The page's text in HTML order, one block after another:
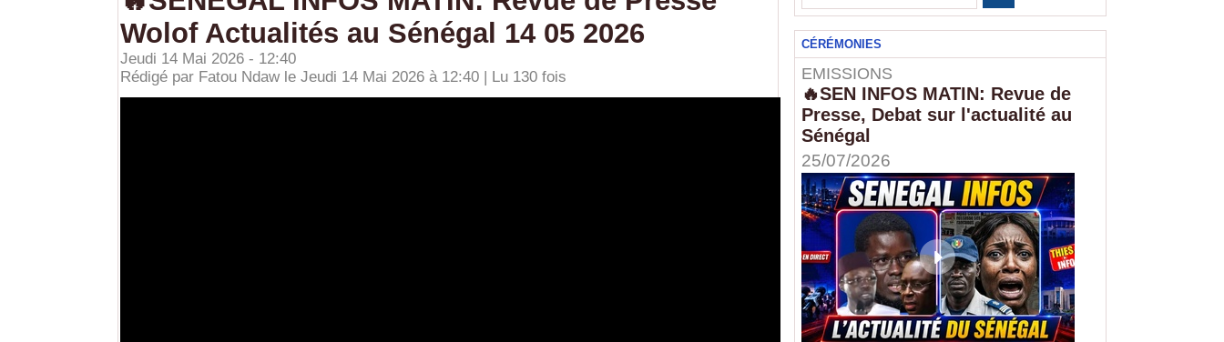
Wolof Actualités au Sénégal 14 05 2026
Jeudi 14 Mai 2026 - 12:40
Rédigé par Fatou Ndaw le Jeudi 14 Mai 2026 à 12:40 | Lu 130 fois
CÉRÉMONIES
EMISSIONS
🔥SEN INFOS MATIN: Revue de
Presse, Debat sur l'actualité au
Sénégal
25/07/2026